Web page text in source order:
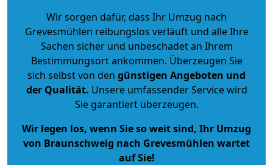
Wir sorgen dafür, dass Ihr Umzug nach
Grevesmühlen reibungslos verläuft und alle Ihre
Sachen sicher und unbeschadet an Ihrem
Bestimmungsort ankommen. Überzeugen Sie
sich selbst von den günstigen Angeboten und
der Qualität. Unsere umfassender Service wird
Sie garantiert überzeugen.
Wir legen los, wenn Sie so weit sind, Ihr Umzug
von Braunschweig nach Grevesmühlen wartet
auf Sie!